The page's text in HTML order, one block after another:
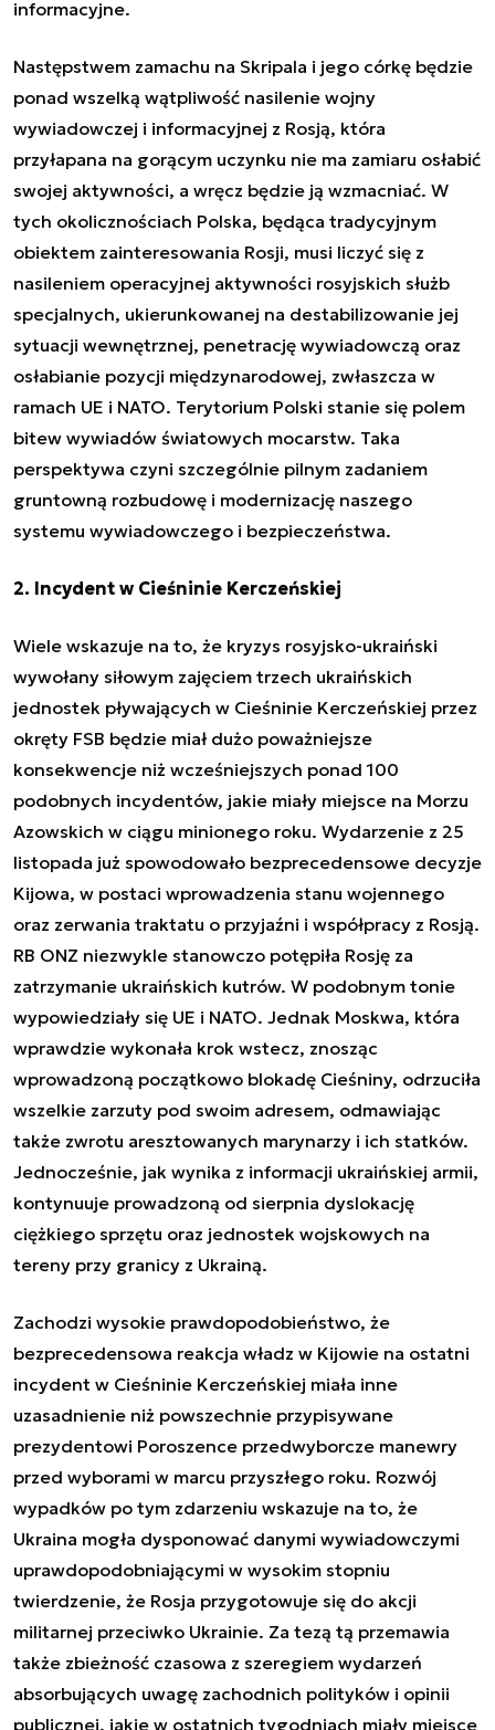
informacyjne.
Następstwem zamachu na Skripala i jego córkę będzie
ponad wszelką wątpliwość nasilenie wojny
wywiadowczej i informacyjnej z Rosją, która
przyłapana na gorącym uczynku nie ma zamiaru osłabić
swojej aktywności, a wręcz będzie ją wzmacniać. W
tych okolicznościach Polska, będąca tradycyjnym
obiektem zainteresowania Rosji, musi liczyć się z
nasileniem operacyjnej aktywności rosyjskich służb
specjalnych, ukierunkowanej na destabilizowanie jej
sytuacji wewnętrznej, penetrację wywiadowczą oraz
osłabianie pozycji międzynarodowej, zwłaszcza w
ramach UE i NATO. Terytorium Polski stanie się polem
bitew wywiadów światowych mocarstw. Taka
perspektywa czyni szczególnie pilnym zadaniem
gruntowną rozbudowę i modernizację naszego
systemu wywiadowczego i bezpieczeństwa.
2. Incydent w Cieśninie Kerczeńskiej
Wiele wskazuje na to, że kryzys rosyjsko-ukraiński
wywołany siłowym zajęciem trzech ukraińskich
jednostek pływających w Cieśninie Kerczeńskiej przez
okręty FSB będzie miał dużo poważniejsze
konsekwencje niż wcześniejszych ponad 100
podobnych incydentów, jakie miały miejsce na Morzu
Azowskich w ciągu minionego roku. Wydarzenie z 25
listopada już spowodowało bezprecedensowe decyzje
Kijowa, w postaci wprowadzenia stanu wojennego
oraz zerwania traktatu o przyjaźni i współpracy z Rosją.
RB ONZ niezwykle stanowczo potępiła Rosję za
zatrzymanie ukraińskich kutrów. W podobnym tonie
wypowiedziały się UE i NATO. Jednak Moskwa, która
wprawdzie wykonała krok wstecz, znosząc
wprowadzoną początkowo blokadę Cieśniny, odrzuciła
wszelkie zarzuty pod swoim adresem, odmawiając
także zwrotu aresztowanych marynarzy i ich statków.
Jednocześnie, jak wynika z informacji ukraińskiej armii,
kontynuuje prowadzoną od sierpnia dyslokację
ciężkiego sprzętu oraz jednostek wojskowych na
tereny przy granicy z Ukrainą.
Zachodzi wysokie prawdopodobieństwo, że
bezprecedensowa reakcja władz w Kijowie na ostatni
incydent w Cieśninie Kerczeńskiej miała inne
uzasadnienie niż powszechnie przypisywane
prezydentowi Poroszence przedwyborcze manewry
przed wyborami w marcu przyszłego roku. Rozwój
wypadków po tym zdarzeniu wskazuje na to, że
Ukraina mogła dysponować danymi wywiadowczymi
uprawdopodobniającymi w wysokim stopniu
twierdzenie, że Rosja przygotowuje się do akcji
militarnej przeciwko Ukrainie. Za tezą tą przemawia
także zbieżność czasowa z szeregiem wydarzeń
absorbujących uwagę zachodnich polityków i opinii
publicznej, jakie w ostatnich tygodniach miały miejsce